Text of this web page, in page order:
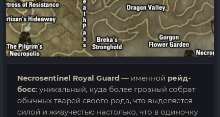
Necrosentinel Royal Guard — именной рейд-
босс: уникальный, куда более грозный собрат
обычных тварей своего рода, что выделяется
силой и живучестью настолько, что в одиночку